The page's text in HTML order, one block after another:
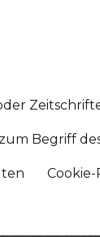
Begriff
Cookie-